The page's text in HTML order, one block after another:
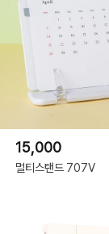
15,000
멀티스탠드 707V